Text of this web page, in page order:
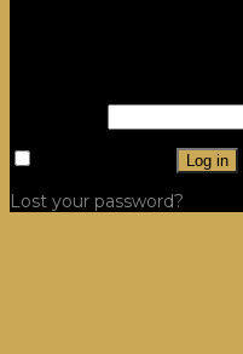
Log in
Lost your password?